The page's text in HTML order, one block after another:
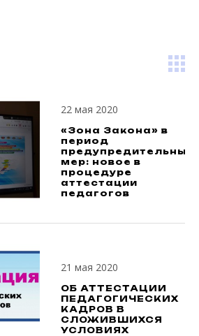
22 мая 2020
«Зона Закона» в
период
предупредительных
мер: новое в
процедуре
аттестации
педагогов
21 мая 2020
ОБ АТТЕСТАЦИИ
ПЕДАГОГИЧЕСКИХ
КАДРОВ В
СЛОЖИВШИХСЯ
УСЛОВИЯХ